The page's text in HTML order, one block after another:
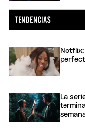
La